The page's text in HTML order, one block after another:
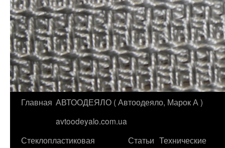
Перейти
содержимому
Главная АВТООДЕЯЛО ( Автоодеяло, Марок А )
avtoodeyalo.com.ua
Стеклопластиковая
Статьи Технические